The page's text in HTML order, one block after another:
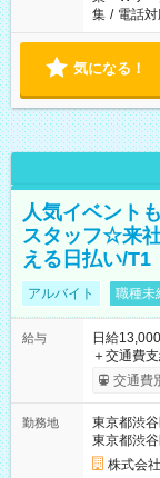
集 / 電話
気になる！
人気イベント
スタッフ☆来
える日払い/T1
アルバイト 職種未
給与
日給
＋交通費支給 ★交通費全額支給！ ┗案件により規
いOK！
ンビニATM
交通費
勤務地
東京都渋
東京都渋
株式会